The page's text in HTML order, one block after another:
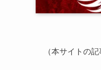
（本サイトの